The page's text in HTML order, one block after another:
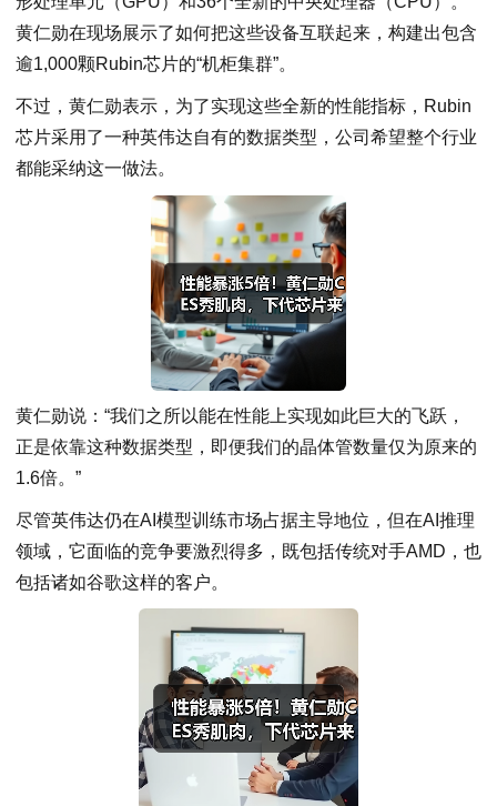
黄仁勋在现场展示了如何把这些设备互联起来，构建出包含
逾1,000颗Rubin芯片的“机柜集群”。
不过，黄仁勋表示，为了实现这些全新的性能指标，Rubin
芯片采用了一种英伟达自有的数据类型，公司希望整个行业
都能采纳这一做法。
黄仁勋说：“我们之所以能在性能上实现如此巨大的飞跃，
正是依靠这种数据类型，即便我们的晶体管数量仅为原来的
1.6倍。”
尽管英伟达仍在AI模型训练市场占据主导地位，但在AI推理
领域，它面临的竞争要激烈得多，既包括传统对手AMD，也
包括诸如谷歌这样的客户。